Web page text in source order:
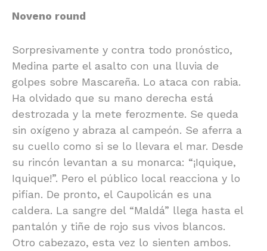
Noveno round
Sorpresivamente y contra todo pronóstico,
Medina parte el asalto con una lluvia de
golpes sobre Mascareña. Lo ataca con rabia.
Ha olvidado que su mano derecha está
destrozada y la mete ferozmente. Se queda
sin oxígeno y abraza al campeón. Se aferra a
su cuello como si se lo llevara el mar. Desde
su rincón levantan a su monarca: “¡Iquique,
Iquique!”. Pero el público local reacciona y lo
pifian. De pronto, el Caupolicán es una
caldera. La sangre del “Maldá” llega hasta el
pantalón y tiñe de rojo sus vivos blancos.
Otro cabezazo, esta vez lo sienten ambos.